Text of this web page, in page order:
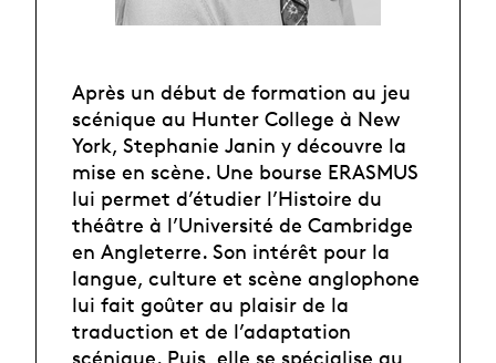
Après un début de formation au jeu
scénique au Hunter College à New
York, Stephanie Janin y découvre la
mise en scène. Une bourse ERASMUS
lui permet d’étudier l’Histoire du
théâtre à l’Université de Cambridge
en Angleterre. Son intérêt pour la
langue, culture et scène anglophone
lui fait goûter au plaisir de la
traduction et de l’adaptation
scénique. Puis, elle se spécialise au